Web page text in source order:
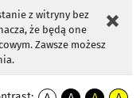
z witryny bez
że będą one
Zawsze możesz